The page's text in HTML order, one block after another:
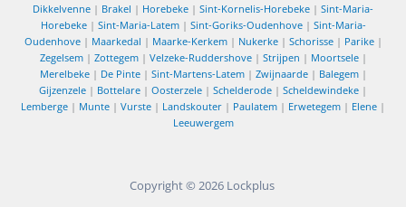
Dikkelvenne | Brakel | Horebeke | Sint-Kornelis-Horebeke | Sint-Maria-
Horebeke| Sint-Maria-Latem| Sint-Goriks-Oudenhove| Sint-Maria-
Oudenhove| Maarkedal | Maarke-Kerkem| Nukerke| Schorisse| Parike|
Zegelsem| Zottegem| Velzeke-Ruddershove| Strijpen | Moortsele|
Merelbeke| De Pinte| Sint-Martens-Latem| Zwijnaarde| Balegem|
Gijzenzele | Bottelare | Oosterzele | Schelderode | Scheldewindeke |
Lemberge | Munte | Vurste | Landskouter | Paulatem | Erwetegem | Elene |
Leeuwergem
Copyright © 2026 Lockplus